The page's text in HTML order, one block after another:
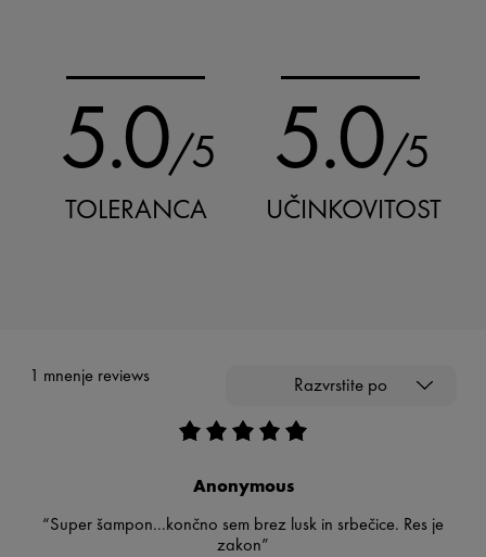
5.0/5
TOLERANCA
5.0/5
UČINKOVITOST
1 mnenje reviews Razvrstite po
Anonymous
“Super šampon...končno sem brez lusk in srbečice. Res je
zakon”